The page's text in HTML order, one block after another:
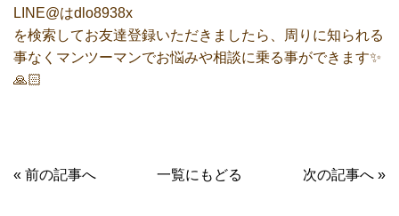
LINE@はdlo8938x
を検索してお友達登録いただきましたら、周りに知られる
事なくマンツーマンでお悩みや相談に乗る事ができます✨
🙏🏻
« 前の記事へ 一覧にもどる 次の記事へ »